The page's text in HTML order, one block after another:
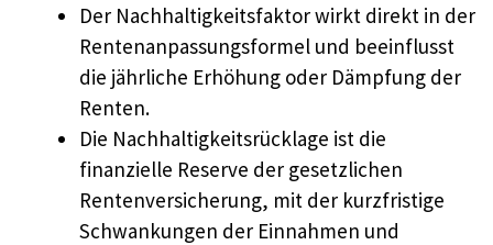
Der Nachhaltigkeitsfaktor wirkt direkt in der
Rentenanpassungsformel und beeinflusst
die jährliche Erhöhung oder Dämpfung der
Renten.
Die Nachhaltigkeitsrücklage ist die
finanzielle Reserve der gesetzlichen
Rentenversicherung, mit der kurzfristige
Schwankungen der Einnahmen und